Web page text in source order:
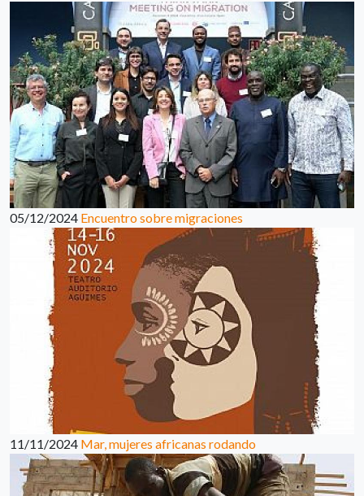
05/12/2024 Encuentro sobre migraciones
11/11/2024 Mar, mujeres africanas rodando